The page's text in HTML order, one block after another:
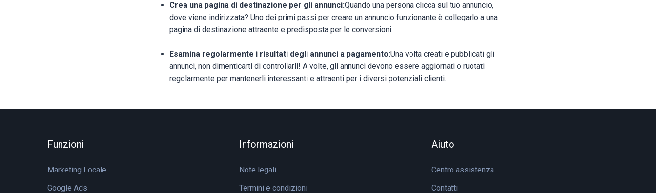
Crea una pagina di destinazione per gli annunci:Quando una persona clicca sul tuo annuncio,
dove viene indirizzata? Uno dei primi passi per creare un annuncio funzionante è collegarlo a una
pagina di destinazione attraente e predisposta per le conversioni.
Esamina regolarmente i risultati degli annunci a pagamento:Una volta creati e pubblicati gli
annunci, non dimenticarti di controllarli! A volte, gli annunci devono essere aggiornati o ruotati
regolarmente per mantenerli interessanti e attraenti per i diversi potenziali clienti.
Funzioni
Marketing Locale
Google Ads
Informazioni
Note legali
Termini e condizioni
Aiuto
Centro assistenza
Contatti